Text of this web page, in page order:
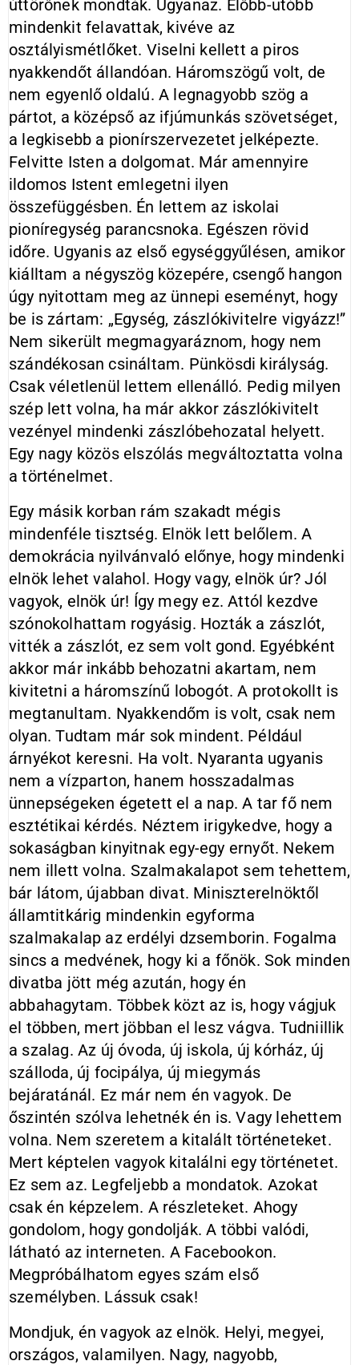
úttörőnek mondták. Ugyanaz. Előbb-utóbb
mindenkit felavattak, kivéve az
osztályismétlőket. Viselni kellett a piros
nyakkendőt állandóan. Háromszögű volt, de
nem egyenlő oldalú. A legnagyobb szög a
pártot, a középső az ifjúmunkás szövetséget,
a legkisebb a pionírszervezetet jelképezte.
Felvitte Isten a dolgomat. Már amennyire
ildomos Istent emlegetni ilyen
összefüggésben. Én lettem az iskolai
pioníregység parancsnoka. Egészen rövid
időre. Ugyanis az első egységgyűlésen, amikor
kiálltam a négyszög közepére, csengő hangon
úgy nyitottam meg az ünnepi eseményt, hogy
be is zártam: „Egység, zászlókivitelre vigyázz!”
Nem sikerült megmagyaráznom, hogy nem
szándékosan csináltam. Pünkösdi királyság.
Csak véletlenül lettem ellenálló. Pedig milyen
szép lett volna, ha már akkor zászlókivitelt
vezényel mindenki zászlóbehozatal helyett.
Egy nagy közös elszólás megváltoztatta volna
a történelmet.
Egy másik korban rám szakadt mégis
mindenféle tisztség. Elnök lett belőlem. A
demokrácia nyilvánvaló előnye, hogy mindenki
elnök lehet valahol. Hogy vagy, elnök úr? Jól
vagyok, elnök úr! Így megy ez. Attól kezdve
szónokolhattam rogyásig. Hozták a zászlót,
vitték a zászlót, ez sem volt gond. Egyébként
akkor már inkább behozatni akartam, nem
kivitetni a háromszínű lobogót. A protokollt is
megtanultam. Nyakkendőm is volt, csak nem
olyan. Tudtam már sok mindent. Például
árnyékot keresni. Ha volt. Nyaranta ugyanis
nem a vízparton, hanem hosszadalmas
ünnepségeken égetett el a nap. A tar fő nem
esztétikai kérdés. Néztem irigykedve, hogy a
sokaságban kinyitnak egy-egy ernyőt. Nekem
nem illett volna. Szalmakalapot sem tehettem,
bár látom, újabban divat. Miniszterelnöktől
államtitkárig mindenkin egyforma
szalmakalap az erdélyi dzsemborin. Fogalma
sincs a medvének, hogy ki a főnök. Sok minden
divatba jött még azután, hogy én
abbahagytam. Többek közt az is, hogy vágjuk
el többen, mert jöbban el lesz vágva. Tudniillik
a szalag. Az új óvoda, új iskola, új kórház, új
szálloda, új focipálya, új miegymás
bejáratánál. Ez már nem én vagyok. De
őszintén szólva lehetnék én is. Vagy lehettem
volna. Nem szeretem a kitalált történeteket.
Mert képtelen vagyok kitalálni egy történetet.
Ez sem az. Legfeljebb a mondatok. Azokat
csak én képzelem. A részleteket. Ahogy
gondolom, hogy gondolják. A többi valódi,
látható az interneten. A Facebookon.
Megpróbálhatom egyes szám első
személyben. Lássuk csak!
Mondjuk, én vagyok az elnök. Helyi, megyei,
országos, valamilyen. Nagy, nagyobb,